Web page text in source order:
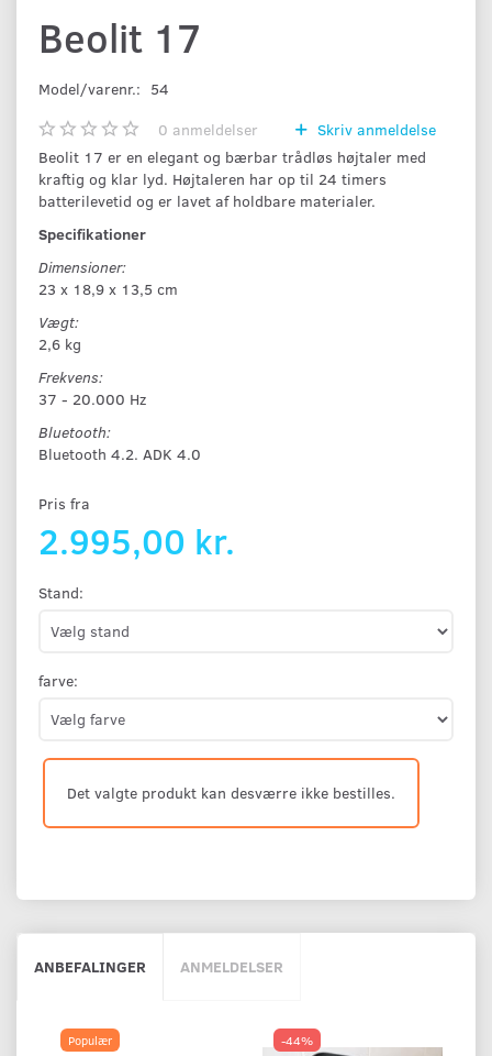
Beolit 17
Model/varenr.: 54
0 anmeldelser
Skriv anmeldelse
Beolit 17 er en elegant og bærbar trådløs højtaler med
kraftig og klar lyd. Højtaleren har op til 24 timers
batterilevetid og er lavet af holdbare materialer.
Specifikationer
Dimensioner:
23 x 18,9 x 13,5 cm
Vægt:
2,6 kg
Frekvens:
37 - 20.000 Hz
Bluetooth:
Bluetooth 4.2. ADK 4.0
Pris fra
2.995,00 kr.
Stand:
farve:
Det valgte produkt kan desværre ikke bestilles.
ANBEFALINGER ANMELDELSER
Populær -44%